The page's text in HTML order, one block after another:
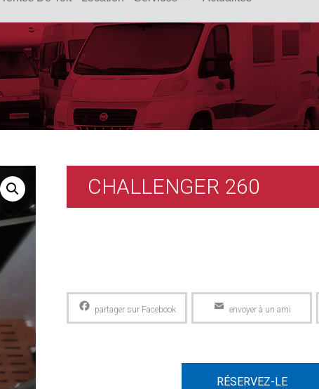
CHALLENGER 260
Facebook Email
RÉSERVEZ-LE